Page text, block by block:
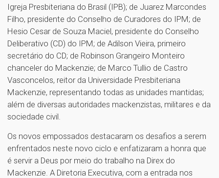
Igreja Presbiteriana do Brasil (IPB); de Juarez Marcondes
Filho, presidente do Conselho de Curadores do IPM; de
Hesio Cesar de Souza Maciel, presidente do Conselho
Deliberativo (CD) do IPM; de Adilson Vieira, primeiro
secretário do CD; de Robinson Grangeiro Monteiro
chanceler do Mackenzie; de Marco Tullio de Castro
Vasconcelos, reitor da Universidade Presbiteriana
Mackenzie, representando todas as unidades mantidas;
além de diversas autoridades mackenzistas, militares e da
sociedade civil.
Os novos empossados destacaram os desafios a serem
enfrentados neste novo ciclo e enfatizaram a honra que
é servir a Deus por meio do trabalho na Direx do
Mackenzie. A Diretoria Executiva, com a entrada nos